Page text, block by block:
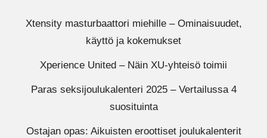
Xtensity masturbaattori miehille – Ominaisuudet,
käyttö ja kokemukset
Xperience United – Näin XU-yhteisö toimii
Paras seksijoulukalenteri 2025 – Vertailussa 4
suosituinta
Ostajan opas: Aikuisten eroottiset joulukalenterit